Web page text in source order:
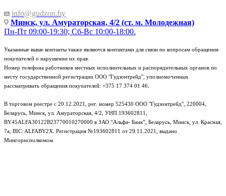
info@gudzon.by
Минск, ул. Амураторская, 4/2 (ст. м. Молодежная)
Пн-Пт 09:00-19:30; Сб-Вс 10:00-18:00.
Указанные выше контакты также являются контактами для связи по вопросам обращения
покупателей о нарушении их прав.
Номер телефона работников местных исполнительных и распорядительных органов по
месту государственной регистрации ООО "Гудзонтрейд", уполномоченных
рассматривать обращения покупателей: +375 17 374 01 46.
В торговом реестре с 20.12.2021, рег. номер 525430 ООО "Гудзонтрейд", 220004,
Беларусь, Минск, ул. Амураторская, 4/2, УНП 193602811,
BY45ALFA30122B23770010270000 в ЗАО “Альфа- Банк”, Беларусь, Минск, ул. Красная,
7а, BIC: ALFABY2X. Регистрация №193602811 от 29.11.2021, выдано
Мингорисполкомом.